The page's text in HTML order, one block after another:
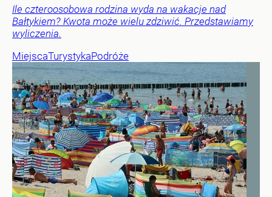
Ile czteroosobowa rodzina wyda na wakacje nad
Bałtykiem? Kwota może wielu zdziwić. Przedstawiamy
wyliczenia.
MiejscaTurystykaPodróże